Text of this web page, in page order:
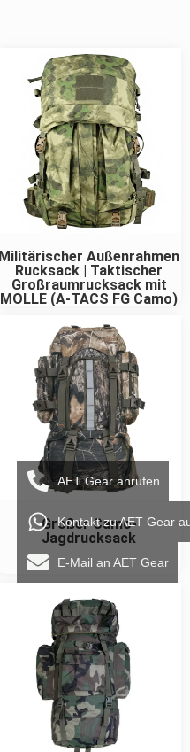
Militärischer Außenrahmen
Rucksack | Taktischer
Großraumrucksack mit
MOLLE (A-TACS FG Camo)
Großer Camo-
Jagdrucksack
AET Gear anrufen
Kontakt zu AET Gear
E-Mail an AET Gear